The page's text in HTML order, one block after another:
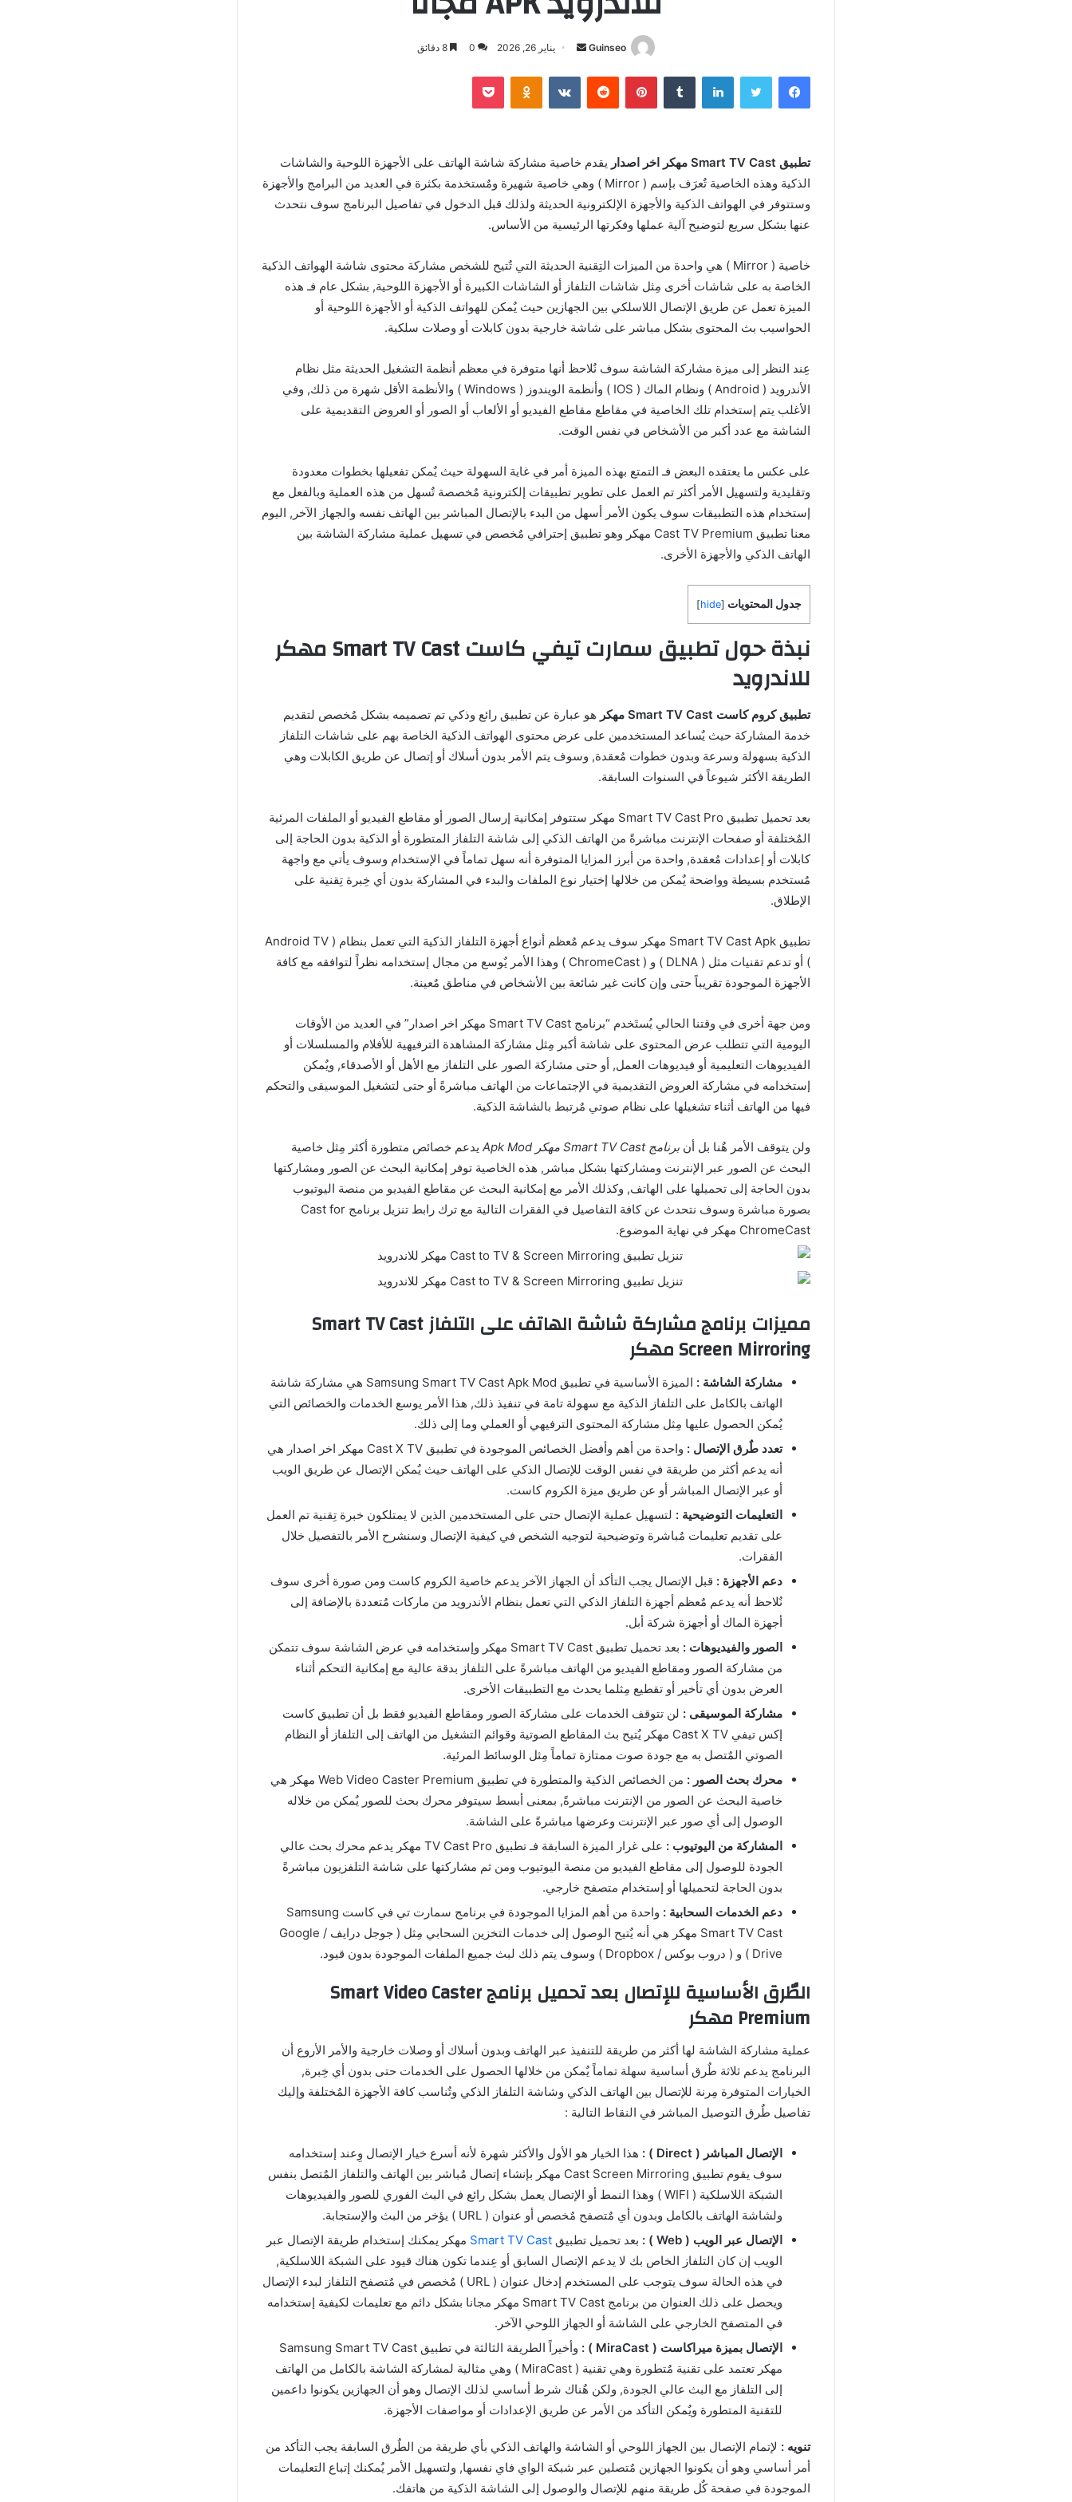
Guinseo
أرسل يناير 26, 2026 0
فيسبوك تويتر لينكدإن بينتيريست Odnoklassniki
بوكيت
تطبيق Smart TV Cast مهكر اخر اصدار
يقدم خاصية مشاركة شاشة الهاتف على الأجهزة اللوحية والشاشات
الذكية وهذه الخاصية تٌعرَف بإسم ( Mirror ) وهي خاصية شهيرة ومٌستخدمة بكثرة في العديد من البرامج والأجهزة
وستتوفر في الهواتف الذكية والأجهزة الإلكترونية الحديثة ولذلك قبل الدخول في تفاصيل البرنامج سوف نتحدث
عنها بشكل سريع لتوضيح آلية عملها وفكرتها الرئيسية من الأساس.
خاصية ( Mirror ) هي واحدة من الميزات التِقنية الحديثة التي تٌتيح للشخص مشاركة محتوى شاشة الهواتف الذكية
الخاصة به على شاشات أخرى مِثل شاشات التلفاز أو الشاشات الكبيرة أو الأجهزة اللوحية, بشكل عام فـ هذه
الميزة تعمل عن طريق الإتصال اللاسلكي بين الجهازين حيث يٌمكن للهواتف الذكية أو الأجهزة اللوحية أو
الحواسيب بث المحتوى بشكل مباشر على شاشة خارجية بدون كابلات أو وصلات سلكية.
عِند النظر إلى ميزة مشاركة الشاشة سوف نٌلاحظ أنها متوفرة في معظم أنظمة التشغيل الحديثة مثل نظام
الأندرويد ( Android ) ونظام الماك ( IOS ) وأنظمة الويندوز ( Windows ) والأنظمة الأقل شهرة من ذلك, وفي
الأغلب يتم إستخدام تلك الخاصية في مقاطع مقاطع الفيديو أو الألعاب أو الصور أو العروض التقديمية على
الشاشة مع عدد أكبر من الأشخاص في نفس الوقت.
على عكس ما يعتقده البعض فـ التمتع بهذه الميزة أمر في غاية السهولة حيث يٌمكن تفعيلها بخطوات معدودة
وتقليدية ولتسهيل الأمر أكثر تم العمل على تطوير تطبيقات إلكترونية مٌخصصة تٌسهل من هذه العملية وبالفعل مع
إستخدام هذه التطبيقات سوف يكون الأمر أسهل من البدء بالإتصال المباشر بين الهاتف نفسه والجهاز الآخر, اليوم
معنا تطبيق Cast TV Premium مهكر وهو تطبيق إحترافي مٌخصص في تسهيل عملية مشاركة الشاشة بين
الهاتف الذكي والأجهزة الأخرى.
جدول المحتويات [
hide
]
نبذة حول تطبيق سمارت تيفي كاست Smart TV Cast مهكر
للاندرويد
تطبيق كروم كاست Smart TV Cast مهكر
هو عبارة عن تطبيق رائع وذكي تم تصميمه بشكل مٌخصص لتقديم
خدمة المشاركة حيث يٌساعد المستخدمين على عرض محتوى الهواتف الذكية الخاصة بهم على شاشات التلفاز
الذكية بسهولة وسرعة وبدون خطوات مٌعقدة, وسوف يتم الأمر بدون أسلاك أو إتصال عن طريق الكابلات وهي
الطريقة الأكثر شيوعاً في السنوات السابقة.
بعد تحميل تطبيق Smart TV Cast Pro مهكر ستتوفر إمكانية إرسال الصور أو مقاطع الفيديو أو الملفات المرئية
المٌختلفة أو صفحات الإنترنت مباشرةً من الهاتف الذكي إلى شاشة التلفاز المتطورة أو الذكية بدون الحاجة إلى
كابلات أو إعدادات مٌعقدة, واحدة من أبرز المزايا المتوفرة أنه سهل تماماً في الإستخدام وسوف يأتي مع واجهة
مٌستخدم بسيطة وواضحة يٌمكن من خلالها إختيار نوع الملفات والبدء في المشاركة بدون أي خِبرة تِقنية على
الإطلاق.
تطبيق Smart TV Cast Apk مهكر سوف يدعم مٌعظم أنواع أجهزة التلفاز الذكية التي تعمل بنظام ( Android TV
) أو تدعم تقنيات مثل ( DLNA ) و ( ChromeCast ) وهذا الأمر يٌوسع من مجال إستخدامه نظراً لتوافقه مع كافة
الأجهزة الموجودة تقريباً حتى وإن كانت غير شائعة بين الأشخاص في مناطق مٌعينة.
ومن جهة أخرى في وقتنا الحالي يُستَخدم “برنامج Smart TV Cast مهكر اخر اصدار” في العديد من الأوقات
اليومية التي تتطلب عرض المحتوى على شاشة أكبر مِثل مشاركة المشاهدة الترفيهية للأفلام والمسلسلات أو
الفيديوهات التعليمية أو فيديوهات العمل, أو حتى مشاركة الصور على التلفاز مع الأهل أو الأصدقاء, ويٌمكن
إستخدامه في مشاركة العروض التقديمية في الإجتماعات من الهاتف مباشرةً أو حتى لتشغيل الموسيقى والتحكم
فيها من الهاتف أثناء تشغيلها على نظام صوتي مٌرتبط بالشاشة الذكية.
ولن يتوقف الأمر هٌنا بل أن برنامج Smart TV Cast مهكر Apk Mod
يدعم خصائص متطورة أكثر مِثل خاصية
البحث عن الصور عبر الإنترنت ومشاركتها بشكل مباشر, هذه الخاصية توفر إمكانية البحث عن الصور ومشاركتها
بدون الحاجة إلى تحميلها على الهاتف, وكذلك الأمر مع إمكانية البحث عن مقاطع الفيديو من منصة اليوتيوب
بصورة مباشرة وسوف نتحدث عن كافة التفاصيل في الفقرات التالية مع ترك رابط تنزيل برنامج Cast for
ChromeCast مهكر في نهاية الموضوع.
مميزات برنامج مشاركة شاشة الهاتف على التلفاز Smart TV Cast
Screen Mirroring مهكر
مشاركة الشاشة :
الميزة الأساسية في تطبيق Samsung Smart TV Cast Apk Mod هي مشاركة شاشة
الهاتف بالكامل على التلفاز الذكية مع سهولة تامة في تنفيذ ذلك, هذا الأمر يوسع الخدمات والخصائص التي
يٌمكن الحصول عليها مِثل مشاركة المحتوى الترفيهي أو العملي وما إلى ذلك.
تعدد طٌرق الإتصال :
واحدة من أهم وأفضل الخصائص الموجودة في تطبيق Cast X TV مهكر اخر اصدار هي
أنه يدعم أكثر من طريقة في نفس الوقت للإتصال الذكي على الهاتف حيث يٌمكن الإتصال عن طريق الويب
أو عبر الإتصال المباشر أو عن طريق ميزة الكروم كاست.
التعليمات التوضيحية : لتسهيل عملية الإتصال حتى على المستخدمين الذين لا يمتلكون خبرة تِقنية تم العمل
على تقديم تعليمات مٌباشرة وتوضيحية لتوجيه الشخص في كيفية الإتصال وسنشرح الأمر بالتفصيل خلال
الفقرات.
دعم الأجهزة : قبل الإتصال يجب التأكد أن الجهاز الآخر يدعم خاصية الكروم كاست ومن صورة أخرى سوف
نٌلاحظ أنه يدعم مٌعظم أجهزة التلفاز الذكي التي تعمل بنظام الأندرويد من ماركات مٌتعددة بالإضافة إلى
أجهزة الماك أو أجهزة شركة أبل.
الصور والفيديوهات :
بعد تحميل تطبيق Smart TV Cast مهكر وإستخدامه في عرض الشاشة سوف تتمكن
من مشاركة الصور ومقاطع الفيديو من الهاتف مباشرةً على التلفاز بدقة عالية مع إمكانية التحكم أثناء
العرض بدون أي تأخير أو تقطيع مِثلما يحدث مع التطبيقات الأخرى.
مشاركة الموسيقى : لن تتوقف الخدمات على مشاركة الصور ومقاطع الفيديو فقط بل أن تطبيق كاست
إكس تيفي Cast X TV مهكر يٌتيح بث المقاطع الصوتية وقوائم التشغيل من الهاتف إلى التلفاز أو النظام
الصوتي المٌتصل به مع جودة صوت ممتازة تماماً مِثل الوسائط المرئية.
محرك بحث الصور :
من الخصائص الذكية والمتطورة في تطبيق Web Video Caster Premium مهكر هي
خاصية البحث عن الصور من الإنترنت مباشرةً, بمعنى أبسط سيتوفر محرك بحث للصور يٌمكن من خلاله
الوصول إلى أي صور عبر الإنترنت وعرضها مباشرةً على الشاشة.
المشاركة من اليوتيوب :
على غرار الميزة السابقة فـ تطبيق TV Cast Pro مهكر يدعم محرك بحث عالي
الجودة للوصول إلى مقاطع الفيديو من منصة اليوتيوب ومن ثم مشاركتها على شاشة التلفزيون مباشرةً
بدون الحاجة لتحميلها أو إستخدام متصفح خارجي.
دعم الخدمات السحابية :
واحدة من أهم المزايا الموجودة في برنامج سمارت تي في كاست Samsung
Smart TV Cast مهكر هي أنه يٌتيح الوصول إلى خدمات التخزين السحابي مِثل ( جوجل درايف / Google
Drive ) و ( دروب بوكس / Dropbox ) وسوف يتم ذلك لبث جميع الملفات الموجودة بدون قيود.
الطٌرق الأساسية للإتصال بعد تحميل برنامج Smart Video Caster
Premium مهكر
عملية مشاركة الشاشة لها أكثر من طريقة للتنفيذ عبر الهاتف وبدون أسلاك أو وصلات خارجية والأمر الأروع أن
البرنامج يدعم ثلاثة طٌرق أساسية سهلة تماماً يٌمكن من خلالها الحصول على الخدمات حتى بدون أي خِبرة,
الخيارات المتوفرة مِرنة للإتصال بين الهاتف الذكي وشاشة التلفاز الذكي وتٌناسب كافة الأجهزة المٌختلفة وإليك
تفاصيل طٌرق التوصيل المباشر في النقاط التالية :
الإتصال المباشر ( Direct ) :
هذا الخيار هو الأول والأكثر شهرة لأنه أسرع خيار الإتصال وِعند إستخدامه
سوف يقوم تطبيق Cast Screen Mirroring مهكر بإنشاء إتصال مٌباشر بين الهاتف والتلفاز المٌتصل بنفس
الشبكة اللاسلكية ( WIFI ) وهذا النمط أو الإتصال يعمل بشكل رائع في البث الفوري للصور والفيديوهات
ولشاشة الهاتف بالكامل وبدون أي مٌتصفح مٌخصص أو عنوان ( URL ) يؤخر من البث والإستجابة.
الإتصال عبر الويب ( Web ) :
بعد تحميل تطبيق Smart TV Cast مهكر يمكنك إستخدام طريقة الإتصال عبر
الويب إن كان التلفاز الخاص بك لا يدعم الإتصال السابق أو عِندما تكون هناك قيود على الشبكة اللاسلكية,
في هذه الحالة سوف يتوجب على المستخدم إدخال عنوان ( URL ) مٌخصص في مٌتصفح التلفاز لبدء الإتصال
ويحصل على ذلك العنوان من برنامج Smart TV Cast مهكر مجانا بشكل دائم مع تعليمات لكيفية إستخدامه
في المتصفح الخارجي على الشاشة أو الجهاز اللوحي الآخر.
الإتصال بميزة ميراكاست ( MiraCast ) :
وأخيراً الطريقة الثالثة في تطبيق Samsung Smart TV Cast
مهكر تعتمد على تقنية مٌتطورة وهي تقنية ( MiraCast ) وهي مثالية لمشاركة الشاشة بالكامل من الهاتف
إلى التلفاز مع البث عالي الجودة, ولكن هٌناك شرط أساسي لذلك الإتصال وهو أن الجهازين يكونوا داعمين
للتقنية المتطورة ويٌمكن التأكد من الأمر عن طريق الإعدادات أو مواصفات الأجهزة.
تنويه : لإتمام الإتصال بين الجهاز اللوحي أو الشاشة والهاتف الذكي بأي طريقة من الطٌرق السابقة يجب التأكد من
أمر أساسي وهو أن يكونوا الجهازين مٌتصلين عبر شبكة الواي فاي نفسها, ولتسهيل الأمر يٌمكنك إتباع التعليمات
الموجودة في صفحة كٌل طريقة منهم للإتصال والوصول إلى الشاشة الذكية من هاتفك.